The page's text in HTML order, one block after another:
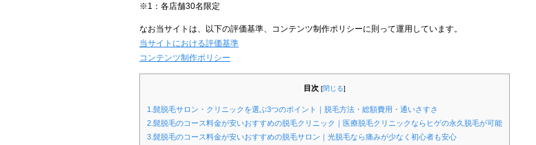
※1：各店舗30名限定
なお当サイトは、以下の評価基準、コンテンツ制作ポリシーに則って運用しています。
当サイトにおける評価基準
コンテンツ制作ポリシー
目次 [閉じる]
1.髭脱毛サロン・クリニックを選ぶ3つのポイント｜脱毛方法・総額費用・通いさすさ
2.髭脱毛のコース料金が安いおすすめの脱毛クリニック｜医療脱毛クリニックならヒゲの永久脱毛が可能
3.髭脱毛のコース料金が安いおすすめの脱毛サロン｜光脱毛なら痛みが少なく初心者も安心